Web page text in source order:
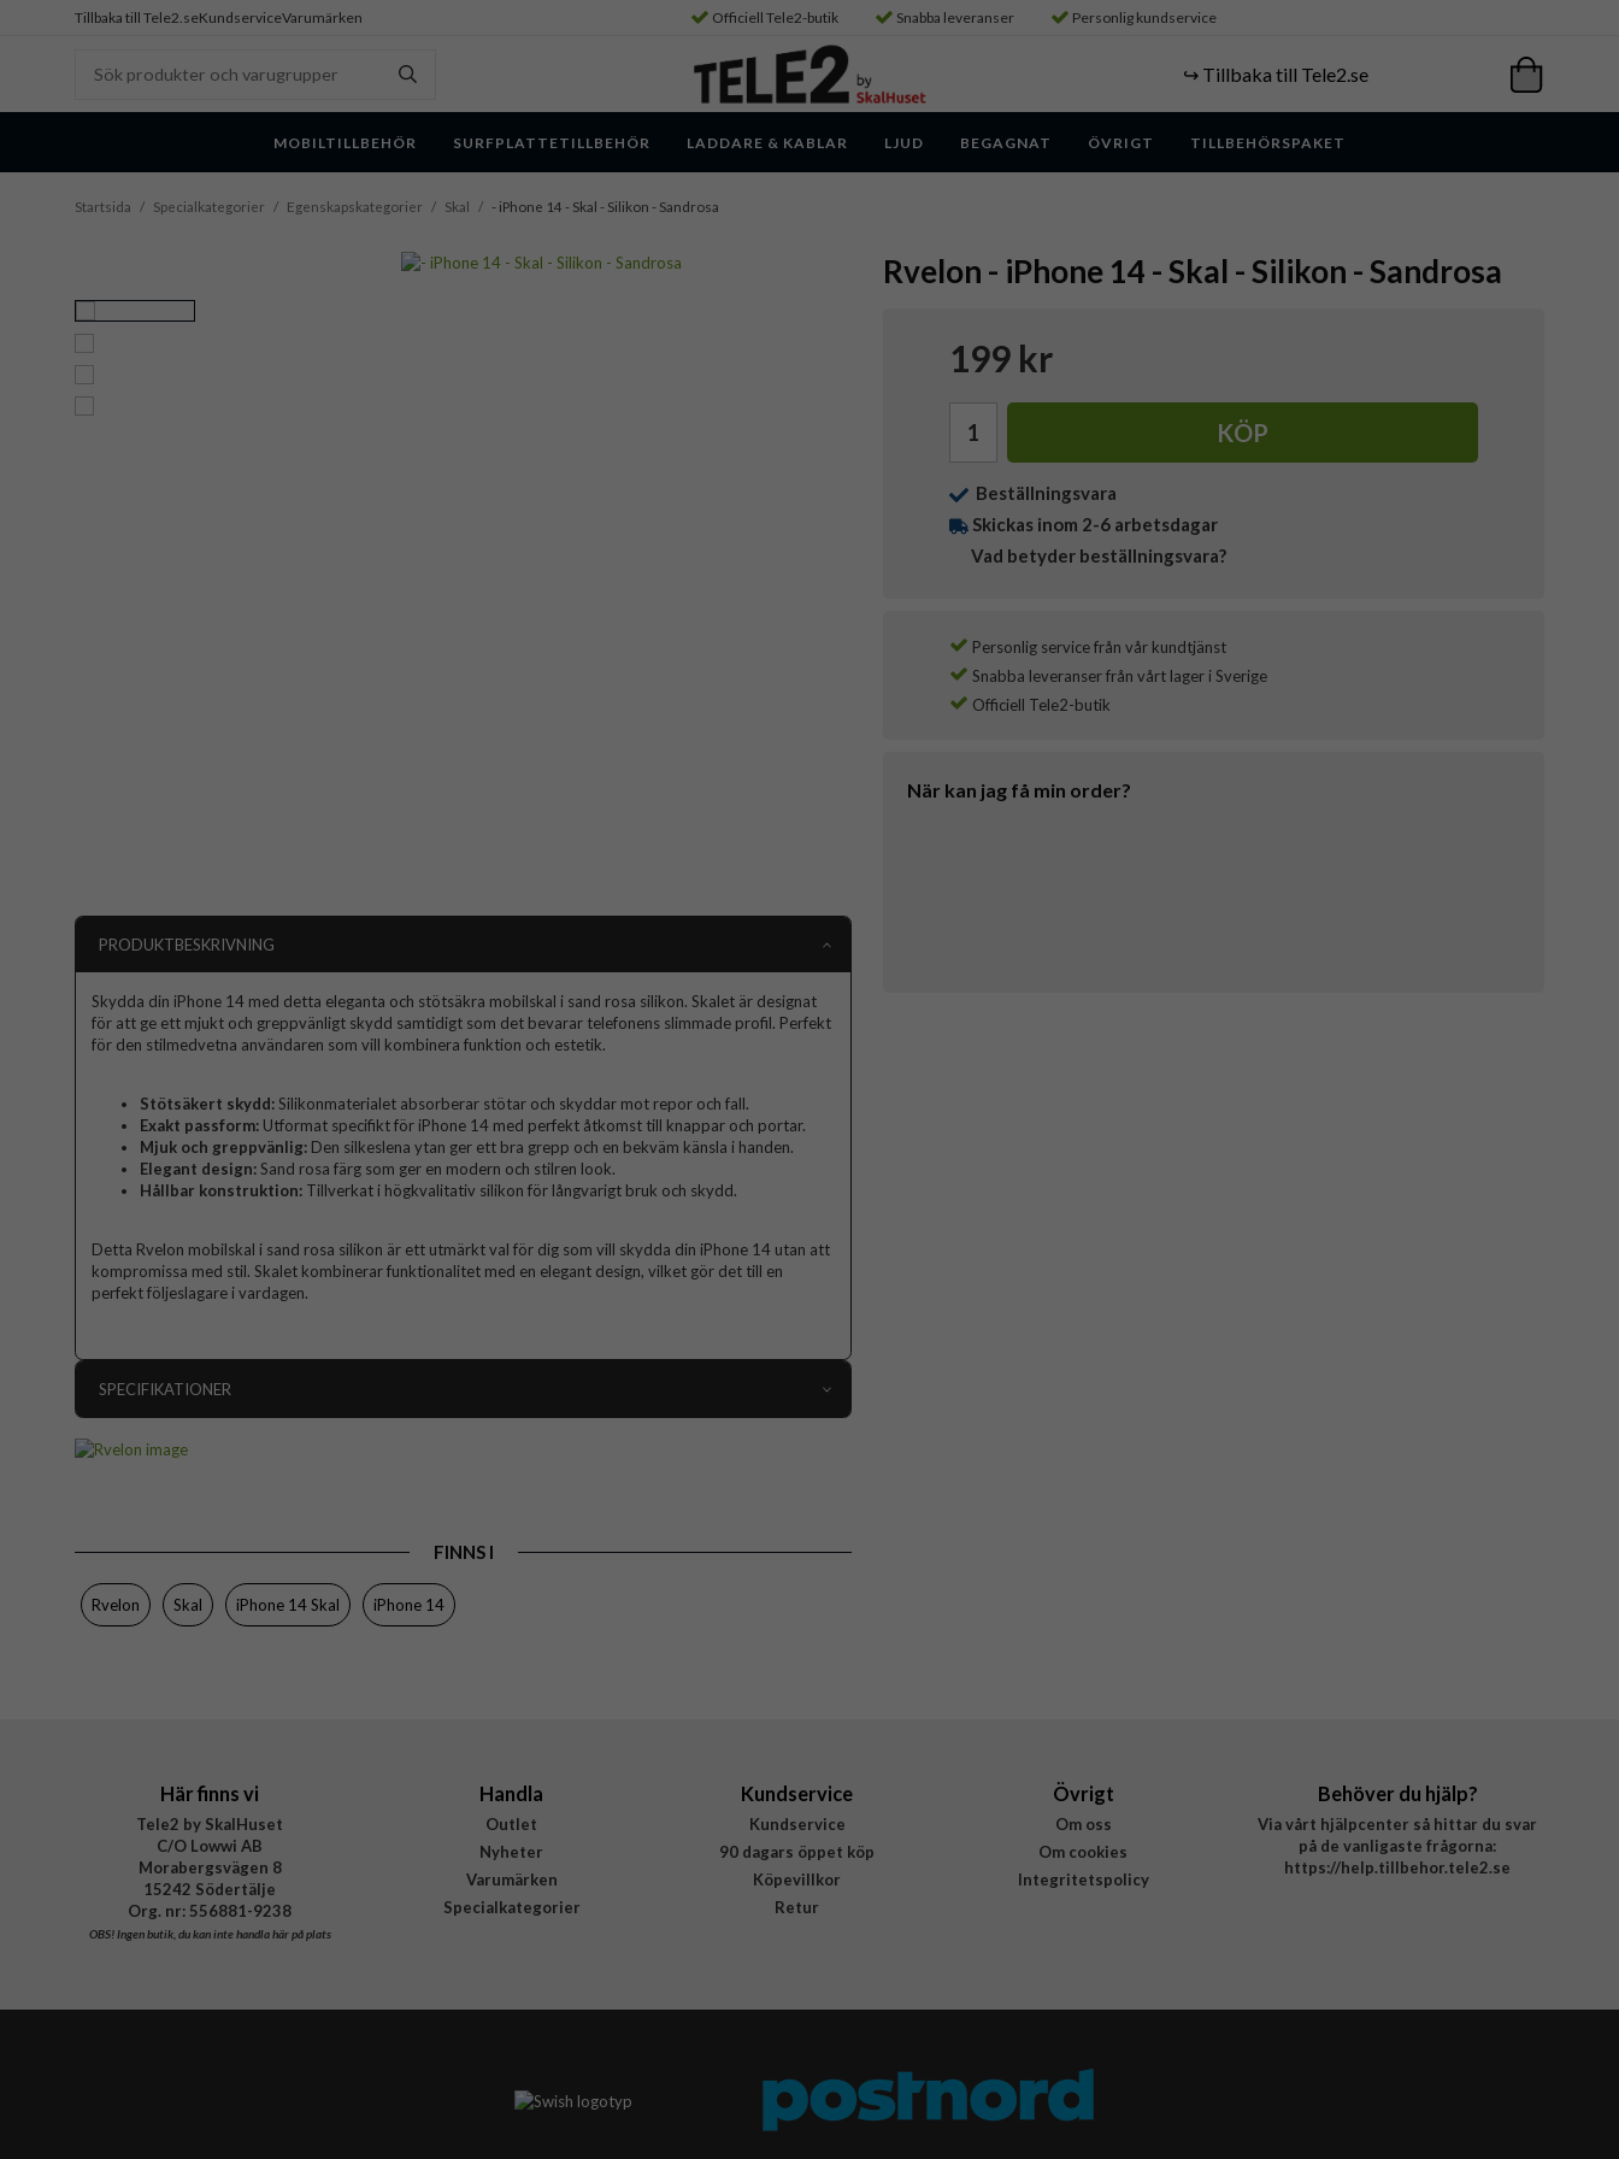
Tillbaka till Tele2.seKundserviceVarumärken Officiell Tele2-butik Snabba leveranser Personlig kundservice
↪️ Tillbaka till Tele2.se
MOBILTILLBEHÖR SURFPLATTETILLBEHÖR LADDARE & KABLAR LJUD BEGAGNAT ÖVRIGT TILLBEHÖRSPAKET
Startsida / Specialkategorier / Egenskapskategorier / Skal / - iPhone 14 - Skal - Silikon - Sandrosa
Rvelon - iPhone 14 - Skal - Silikon - Sandrosa
199 kr
KÖP
Beställningsvara
Skickas inom 2-6 arbetsdagar
Vad betyder beställningsvara?
Personlig service från vår kundtjänst
Snabba leveranser från vårt lager i Sverige
Officiell Tele2-butik
När kan jag få min order?
PRODUKTBESKRIVNING
Skydda din iPhone 14 med detta eleganta och stötsäkra mobilskal i sand rosa silikon. Skalet är designat
för att ge ett mjukt och greppvänligt skydd samtidigt som det bevarar telefonens slimmade profil. Perfekt
för den stilmedvetna användaren som vill kombinera funktion och estetik.
Stötsäkert skydd:Silikonmaterialet absorberar stötar och skyddar mot repor och fall.
Exakt passform: Utformat specifikt för iPhone 14 med perfekt åtkomst till knappar och portar.
Mjuk och greppvänlig: Den silkeslena ytan ger ett bra grepp och en bekväm känsla i handen.
Elegant design:Sand rosa färg som ger en modern och stilren look.
Hållbar konstruktion: Tillverkat i högkvalitativ silikon för långvarigt bruk och skydd.
Detta Rvelon mobilskal i sand rosa silikon är ett utmärkt val för dig som vill skydda din iPhone 14 utan att
kompromissa med stil. Skalet kombinerar funktionalitet med en elegant design, vilket gör det till en
perfekt följeslagare i vardagen.
SPECIFIKATIONER
Egenskaper
Greppvänlig
Färg
Material
FINNS I
Rvelon Skal iPhone 14 Skal iPhone 14
Här finns vi
Tele2 by SkalHuset
C/O Lowwi AB
Morabergsvägen 8
15242 Södertälje
Org. nr: 556881-9238
OBS!Ingen butik, du kan inte handla här på plats
Handla
Outlet
Nyheter
Varumärken
Specialkategorier
Kundservice
Kundservice
90 dagars öppet köp
Köpevillkor
Retur
Övrigt
Om oss
Om cookies
Integritetspolicy
Behöver du hjälp?
Via vårt hjälpcenter så hittar du svar
på de vanligaste frågorna:
https://help.tillbehor.tele2.se